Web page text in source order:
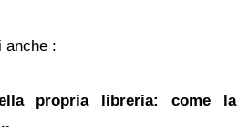
anche :
propria libreria: come la